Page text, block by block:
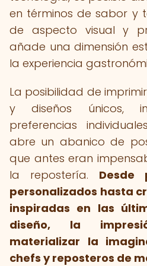
en términos de sabor y
de aspecto visual y
añade una dimensión
la experiencia
La posibilidad de
y diseños únicos,
preferencias
abre un abanico de
que antes eran
la repostería. Desde
personalizados hasta
inspiradas en las
diseño, la
materializar la
chefs y reposteros de